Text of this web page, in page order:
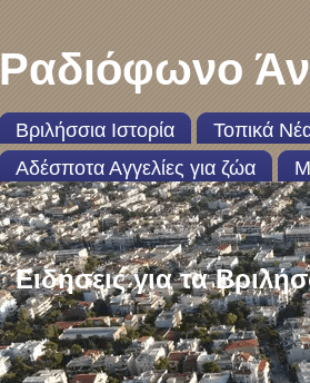
Ραδιόφωνο
Βριλήσσια Ιστορία Τοπικά
Αδέσποτα Αγγελίες για ζώα
Ειδήσεις για τα